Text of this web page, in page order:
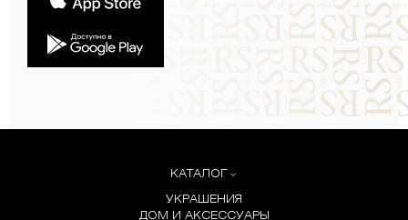
КАТАЛОГ
УКРАШЕНИЯ
ДОМ И АКСЕССУАРЫ